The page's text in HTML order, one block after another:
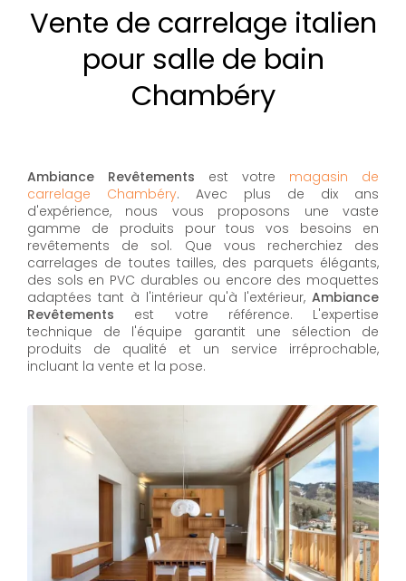
Vente de carrelage italien
pour salle de bain
Chambéry
Ambiance Revêtements est votre magasin de
carrelage Chambéry. Avec plus de dix ans
d'expérience, nous vous proposons une vaste
gamme de produits pour tous vos besoins en
revêtements de sol. Que vous recherchiez des
carrelages de toutes tailles, des parquets élégants,
des sols en PVC durables ou encore des moquettes
adaptées tant à l'intérieur qu'à l'extérieur, Ambiance
Revêtements est votre référence. L'expertise
technique de l'équipe garantit une sélection de
produits de qualité et un service irréprochable,
incluant la vente et la pose.